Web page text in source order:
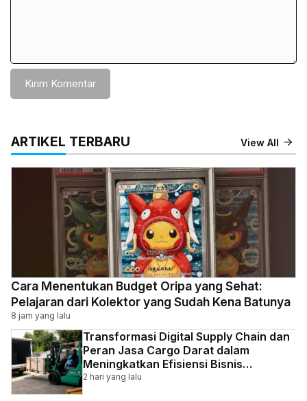
ARTIKEL TERBARU View All
Cara Menentukan Budget Oripa yang Sehat:
Pelajaran dari Kolektor yang Sudah Kena Batunya
8 jam yang lalu
Transformasi Digital Supply Chain dan
Peran Jasa Cargo Darat dalam
Meningkatkan Efisiensi Bisnis
Indonesia
2 hari yang lalu